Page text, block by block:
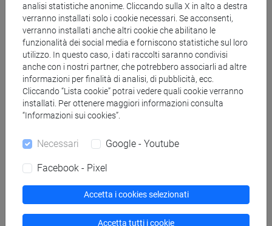
Aree geografiche in cui si applica
prevalentemente l'esperienza di ricerca
Nazionale
Lingue conosciute
Inglese(scritto: avanzato parlato: avanzato)
(scritto: base parlato: base)
Competenze di ricerca
Cerca nel sito
analisi statistiche anonime. Cliccando sulla X in alto a destra
verranno installati solo i cookie necessari. Se acconsenti,
verranno installati anche altri cookie che abilitano le
funzionalità dei social media e forniscono statistiche sul loro
utilizzo. In questo caso, i dati raccolti saranno condivisi
anche con i nostri partner, che potrebbero associarli ad altre
informazioni per finalità di analisi, di pubblicità, ecc.
Cliccando “Lista cookie” potrai vedere quali cookie verranno
installati. Per ottenere maggiori informazioni consulta
“Informazioni sui cookies”.
Necessari Google - Youtube
Facebook - Pixel
Accetta i cookies selezionati
Accetta tutti i cookie